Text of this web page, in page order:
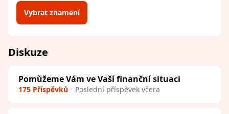
Vybrat znamení
Diskuze
Pomůžeme Vám ve Vaší finanční situaci
175 Příspěvků Poslední příspěvek včera